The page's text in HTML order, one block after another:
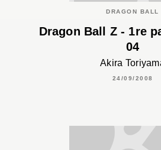
DRAGON BALL
Dragon Ball Z - 1re
04
Akira
24/09/2008